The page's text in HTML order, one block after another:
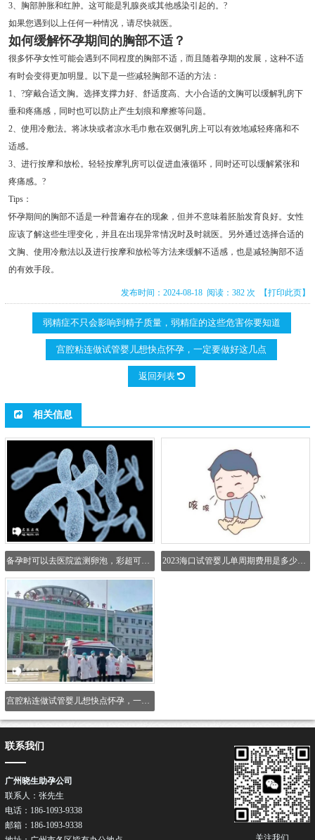
3、胸部肿胀和红肿。这可能是乳腺炎或其他感染引起的。?
如果您遇到以上任何一种情况，请尽快就医。
如何缓解怀孕期间的胸部不适？
很多怀孕女性可能会遇到不同程度的胸部不适，而且随着孕期的发展，这种不适
有时会变得更加明显。以下是一些减轻胸部不适的方法：
1、?穿戴合适文胸。选择支撑力好、舒适度高、大小合适的文胸可以缓解乳房下
垂和疼痛感，同时也可以防止产生划痕和摩擦等问题。
2、使用冷敷法。将冰块或者凉水毛巾敷在双侧乳房上可以有效地减轻疼痛和不
适感。
3、进行按摩和放松。轻轻按摩乳房可以促进血液循环，同时还可以缓解紧张和
疼痛感。?
Tips：
怀孕期间的胸部不适是一种普遍存在的现象，但并不意味着胚胎发育良好。女性
应该了解这些生理变化，并且在出现异常情况时及时就医。另外通过选择合适的
文胸、使用冷敷法以及进行按摩和放松等方法来缓解不适感，也是减轻胸部不适
的有效手段。
发布时间：2024-08-18 阅读：382 次 【打印此页】
弱精症不只会影响到精子质量，弱精症的这些危害你要知道
宫腔粘连做试管婴儿想快点怀孕，一定要做好这几点
返回列表
相关信息
备孕时可以去医院监测卵泡，彩超可以看出有无优势卵泡 2023海口试管婴儿单周期费用是多少？附选择正规医院方法_1
宫腔粘连做试管婴儿想快点怀孕，一定要做好这几点
联系我们
广州晓生助孕公司
联系人：张先生
电话：186-1093-9338
邮箱：186-1093-9338